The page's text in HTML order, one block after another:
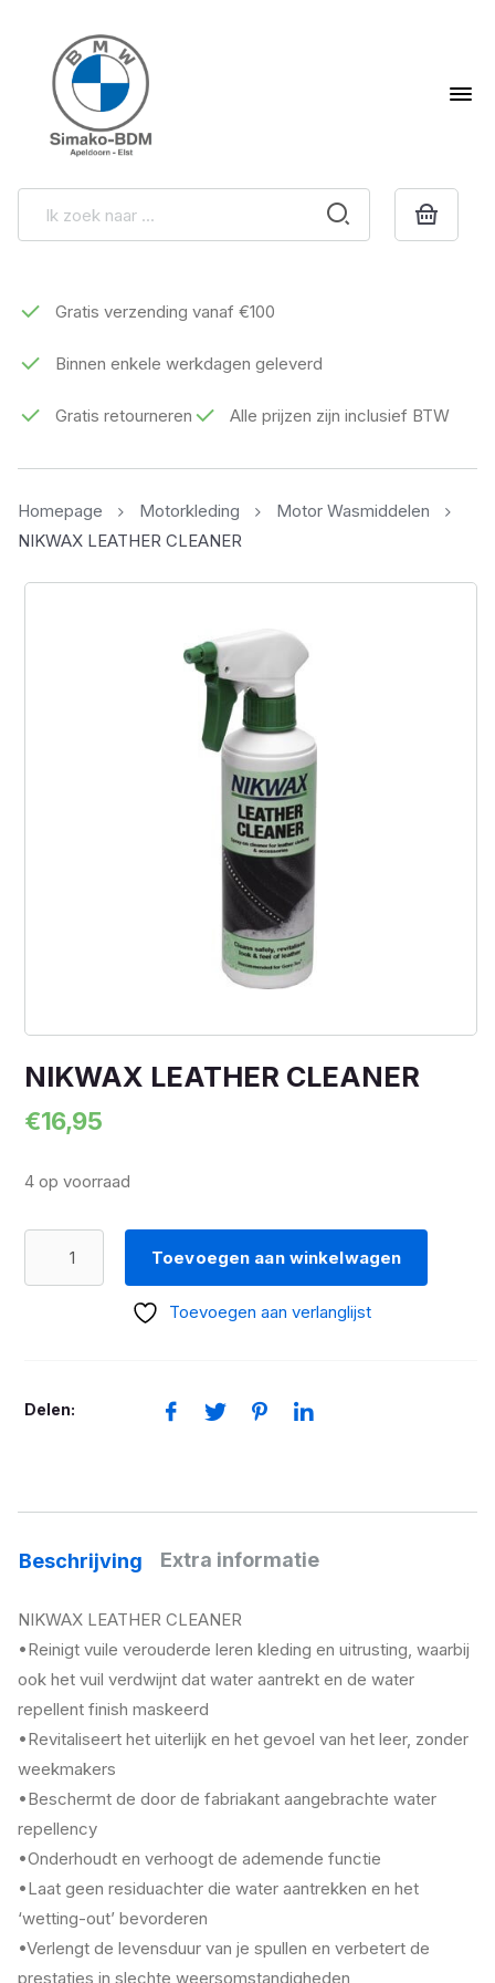
Gratis verzending vanaf €100
Binnen enkele werkdagen geleverd
Gratis retourneren Alle prijzen zijn inclusief BTW
Homepage Motorkleding
Motor Wasmiddelen
NIKWAX LEATHER CLEANER
NIKWAX LEATHER CLEANER
€16,95
4 op voorraad
Toevoegen aan winkelwagen
Toevoegen aan verlanglijst
Delen:
Beschrijving Extra informatie
NIKWAX LEATHER CLEANER
•Reinigt vuile verouderde leren kleding en uitrusting, waarbij
ook het vuil verdwijnt dat water aantrekt en de water
repellent finish maskeerd
•Revitaliseert het uiterlijk en het gevoel van het leer, zonder
weekmakers
•Beschermt de door de fabriakant aangebrachte water
repellency
•Onderhoudt en verhoogt de ademende functie
•Laat geen residuachter die water aantrekken en het
‘wetting-out’ bevorderen
•Verlengt de levensduur van je spullen en verbetert de
prestaties in slechte weersomstandigheden